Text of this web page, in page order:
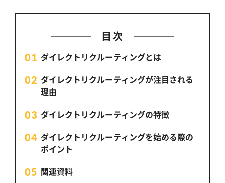
目次
ダイレクトリクルーティングとは
ダイレクトリクルーティングが注目される
理由
ダイレクトリクルーティングの特徴
ダイレクトリクルーティングを始める際の
ポイント
関連資料